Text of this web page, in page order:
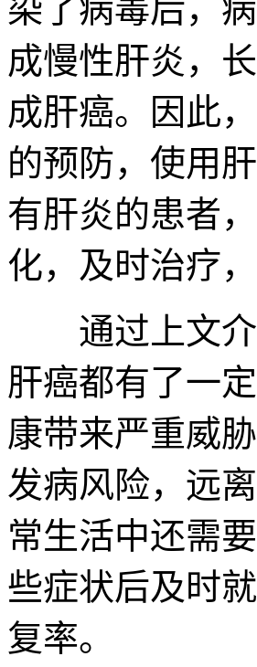
染了病毒后，
成慢性肝炎，
成肝癌。因此
的预防，使用
有肝炎的患者
化，及时治疗
通过上文介
肝癌都有了一
康带来严重威
发病风险，远
常生活中还需
些症状后及时
复率。